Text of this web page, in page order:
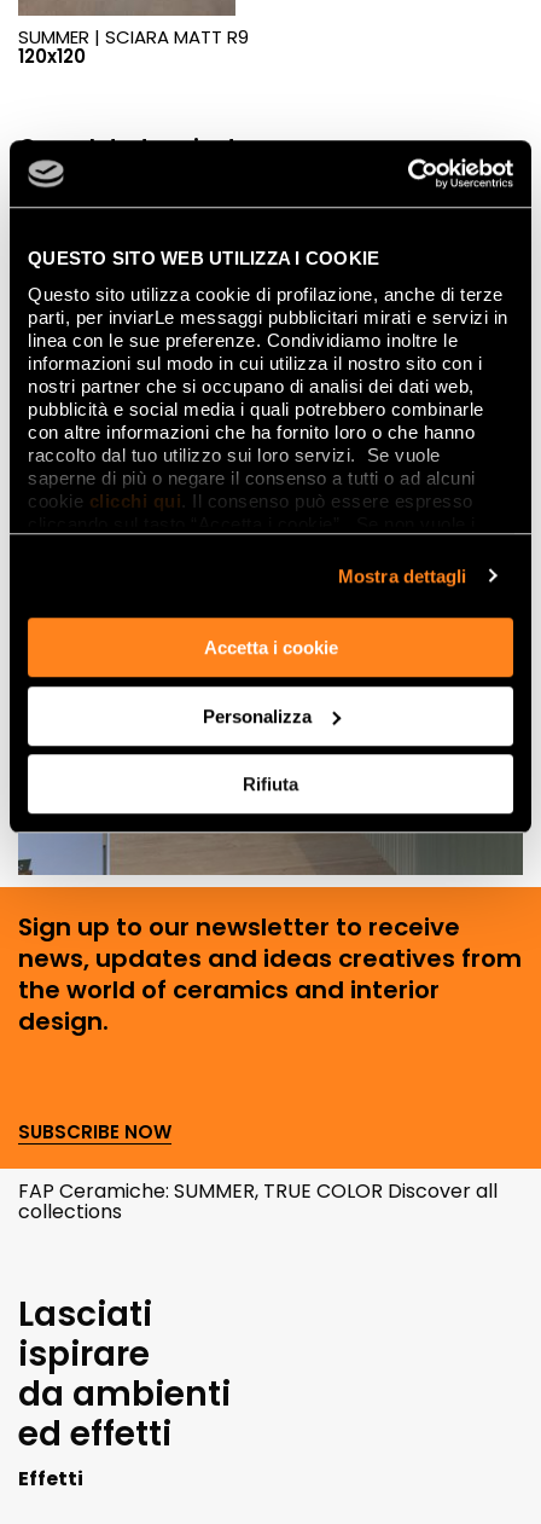
QUESTO SITO WEB UTILIZZA I COOKIE
Questo sito utilizza cookie di profilazione, anche di terze
parti, per inviarLe messaggi pubblicitari mirati e servizi in
linea con le sue preferenze. Condividiamo inoltre le
informazioni sul modo in cui utilizza il nostro sito con i
nostri partner che si occupano di analisi dei dati web,
pubblicità e social media i quali potrebbero combinarle
con altre informazioni che ha fornito loro o che hanno
raccolto dal tuo utilizzo sui loro servizi. Se vuole
saperne di più o negare il consenso a tutti o ad alcuni
cookie clicchi qui. Il consenso può essere espresso
Mostra dettagli
Accetta i cookie
Personalizza
Rifiuta
SUMMER | SCIARA MATT R9
120x120
Completed projects
SHOW ALL
Sign up to our newsletter to receive
news, updates and ideas creatives from
the world of ceramics and interior
design.
SUBSCRIBE NOW
FAP Ceramiche: SUMMER, TRUE COLOR Discover all
collections
Lasciati
ispirare
da ambienti
ed effetti
Effetti